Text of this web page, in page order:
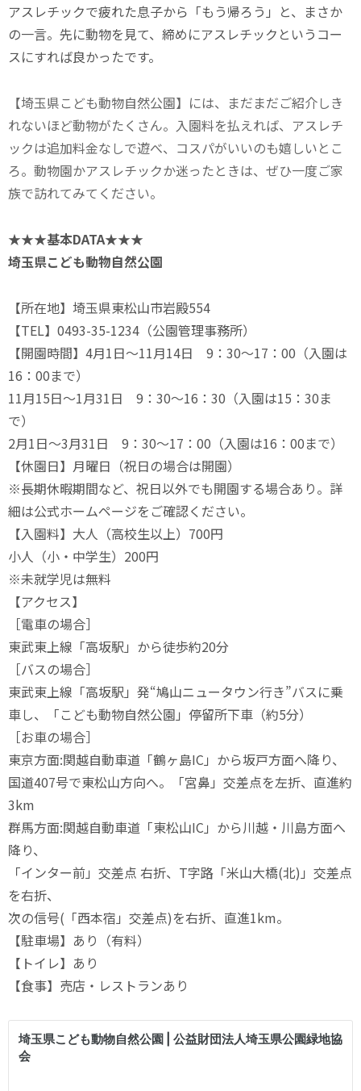
アスレチックで疲れた息子から「もう帰ろう」と、まさか
の一言。先に動物を見て、締めにアスレチックというコー
スにすれば良かったです。
【埼玉県こども動物自然公園】には、まだまだご紹介しき
れないほど動物がたくさん。入園料を払えれば、アスレチ
ックは追加料金なしで遊べ、コスパがいいのも嬉しいとこ
ろ。動物園かアスレチックか迷ったときは、 ぜひ一度ご家
族で訪れてみてください。
★★★基本DATA★★★
埼玉県こども動物自然公園
【所在地】埼玉県東松山市岩殿554
【TEL】0493-35-1234（公園管理事務所）
【開園時間】4月1日～11月14日 9：30～17：00（入園は
16：00まで）
11月15日～1月31日 9：30～16：30（入園は15：30ま
で）
2月1日～3月31日 9：30～17：00（入園は16：00まで）
【休園日】月曜日（祝日の場合は開園）
※長期休暇期間など、祝日以外でも開園する場合あり。詳
細は公式ホームページをご確認ください。
【入園料】大人（高校生以上）700円
小人（小・中学生）200円
※未就学児は無料
【アクセス】
［電車の場合］
東武東上線「高坂駅」から徒歩約20分
［バスの場合］
東武東上線「高坂駅」発“鳩山ニュータウン行き”バスに乗
車し、「こども動物自然公園」停留所下車（約5分）
［お車の場合］
東京方面:関越自動車道「鶴ヶ島IC」から坂戸方面へ降り、
国道407号で東松山方向へ。「宮鼻」交差点を左折、直進約
3km
群馬方面:関越自動車道「東松山IC」から川越・川島方面へ
降り、
「インター前」交差点 右折、T字路「米山大橋(北)」交差点
を右折、
次の信号(「西本宿」交差点)を右折、直進1km。
【駐車場】あり（有料）
【トイレ】あり
【食事】売店・レストランあり